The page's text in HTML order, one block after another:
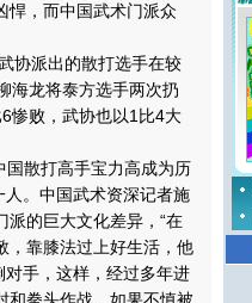
悍，而中国武术门派众
协派出的散打选手在较
海龙将泰方选手两次扔
惨败，武协也以1比4大
散打高手宝力高成为历
。中国武术资深记者施
派的巨大文化差异，“在
，靠膝法过上好生活，他
手，这样，经过多年进